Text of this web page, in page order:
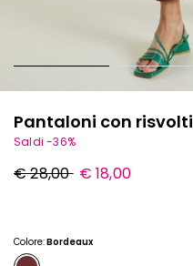
Pantaloni con risvolti
Saldi -36%
Prezzo
originale
€ 28,00 Nuovo
prezzo
€ 18,00
Colore:Bordeaux